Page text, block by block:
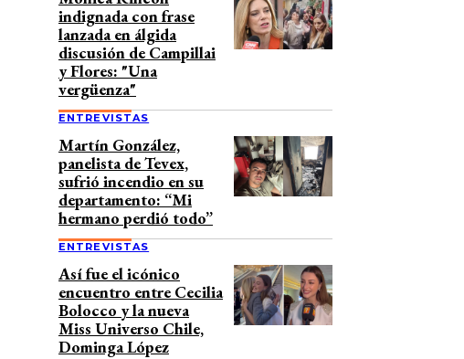
indignada con frase
lanzada en álgida
discusión de Campillai
y Flores: "Una
vergüenza"
ENTREVISTAS
Martín González,
panelista de Tevex,
sufrió incendio en su
departamento: “Mi
hermano perdió todo”
ENTREVISTAS
Así fue el icónico
encuentro entre Cecilia
Bolocco y la nueva
Miss Universo Chile,
Dominga López